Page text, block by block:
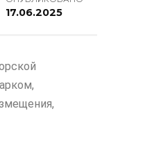
17.06.2025